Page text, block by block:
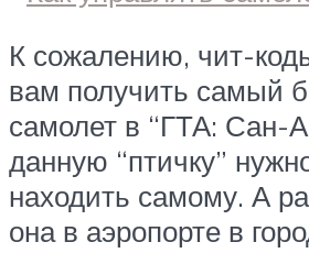
К сожалению, чит-
вам получить самый
самолет в “ГТА: Сан-
данную “птичку”
находить самому. А
она в аэропорте в